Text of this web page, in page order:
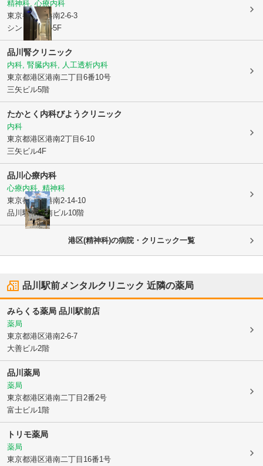
精神科, 心療内科
東京都港区港南2-6-3
シントミビル5F
品川腎クリニック
内科, 腎臓内科, 人工透析内科
東京都港区港南二丁目6番10号
三矢ビル5階
たかとく内科びようクリニック
内科
東京都港区港南2丁目6-10
三矢ビル4F
品川心療内科
心療内科, 精神科
東京都港区港南2-14-10
品川駅前港南ビル10階
港区(精神科)の病院・クリニック一覧
品川駅前メンタルクリニック 近隣の薬局
みらくる薬局 品川駅前店
薬局
東京都港区港南2-6-7
大善ビル2階
品川薬局
薬局
東京都港区港南二丁目2番2号
富士ビル1階
トリモ薬局
薬局
東京都港区港南二丁目16番1号